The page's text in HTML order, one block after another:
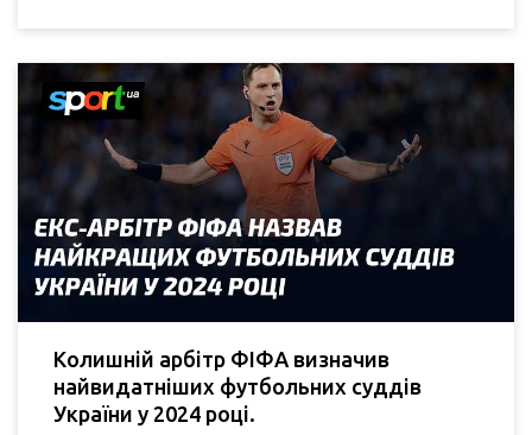
Колишній арбітр ФІФА визначив
найвидатніших футбольних суддів
України у 2024 році.